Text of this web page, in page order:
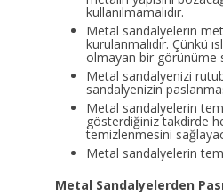
kullanılmamalıdır.
Metal sandalyelerin
kurulanmalıdır. Çünkü
olmayan bir görünüme
Metal sandalyenizi
sandalyenizin
Metal sandalyelerin
gösterdiğiniz takdirde
temizlenmesini
Metal sandalyelerin
Metal Sandalyelerden